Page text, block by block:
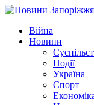
Війна
Новини
Події
Україна
Спорт